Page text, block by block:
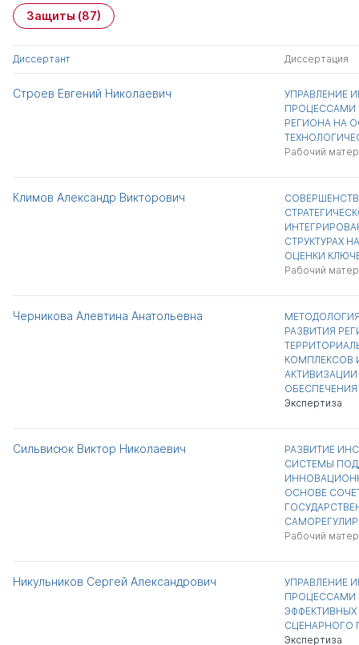
Защиты (87)
Диссертант Диссертация
Строев Евгений Николаевич
УПРАВЛЕНИЕ
РЕГИОНА НА
Рабочий
Климов Александр Викторович
СТРУКТУРАХ
ОЦЕНКИ
Рабочий
Черникова Алевтина Анатольевна
РАЗВИТИЯ
КОМПЛЕКСОВ
ОБЕСПЕЧЕНИЯ
Экспертиза
Сильвисюк Виктор Николаевич
РАЗВИТИЕ
СИСТЕМЫ
ОСНОВЕ
Рабочий
Никульников Сергей Александрович
УПРАВЛЕНИЕ
ПРОЦЕССАМИ
СЦЕНАРНОГО
Экспертиза